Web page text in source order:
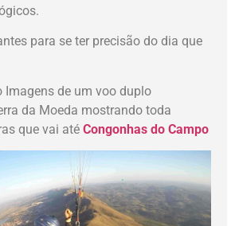
para se ter precisão do dia que
Imagens de um voo duplo
da Moeda mostrando toda
que vai até Congonhas do Campo